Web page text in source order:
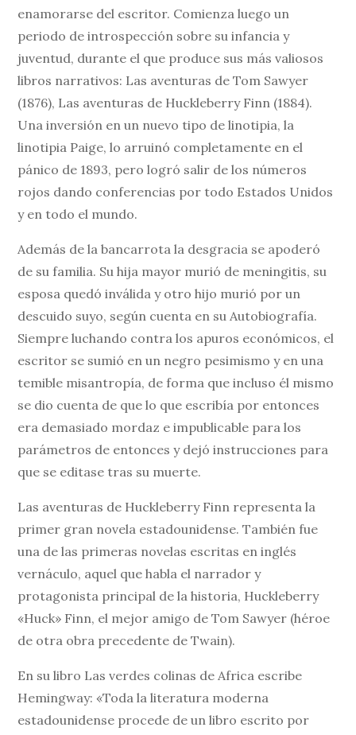
enamorarse del escritor. Comienza luego un
periodo de introspección sobre su infancia y
juventud, durante el que produce sus más valiosos
libros narrativos: Las aventuras de Tom Sawyer
(1876), Las aventuras de Huckleberry Finn (1884).
Una inversión en un nuevo tipo de linotipia, la
linotipia Paige, lo arruinó completamente en el
pánico de 1893, pero logró salir de los números
rojos dando conferencias por todo Estados Unidos
y en todo el mundo.
Además de la bancarrota la desgracia se apoderó
de su familia. Su hija mayor murió de meningitis, su
esposa quedó inválida y otro hijo murió por un
descuido suyo, según cuenta en su Autobiografía.
Siempre luchando contra los apuros económicos, el
escritor se sumió en un negro pesimismo y en una
temible misantropía, de forma que incluso él mismo
se dio cuenta de que lo que escribía por entonces
era demasiado mordaz e impublicable para los
parámetros de entonces y dejó instrucciones para
que se editase tras su muerte.
Las aventuras de Huckleberry Finn representa la
primer gran novela estadounidense. También fue
una de las primeras novelas escritas en inglés
vernáculo, aquel que habla el narrador y
protagonista principal de la historia, Huckleberry
«Huck» Finn, el mejor amigo de Tom Sawyer (héroe
de otra obra precedente de Twain).
En su libro Las verdes colinas de Africa escribe
Hemingway: «Toda la literatura moderna
estadounidense procede de un libro escrito por